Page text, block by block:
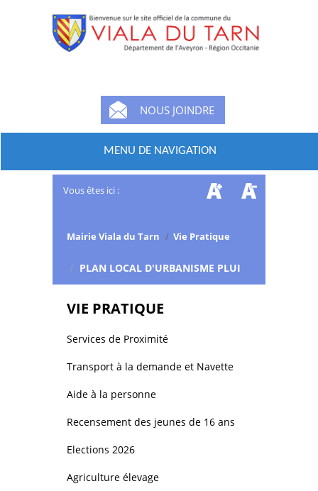
NOUS JOINDRE
MENU DE NAVIGATION
Vous êtes ici :
Mairie Viala du Tarn / Vie Pratique
/ PLAN LOCAL D'URBANISME PLUI
VIE PRATIQUE
Services de Proximité
Transport à la demande et Navette
Aide à la personne
Recensement des jeunes de 16 ans
Elections 2026
Agriculture élevage